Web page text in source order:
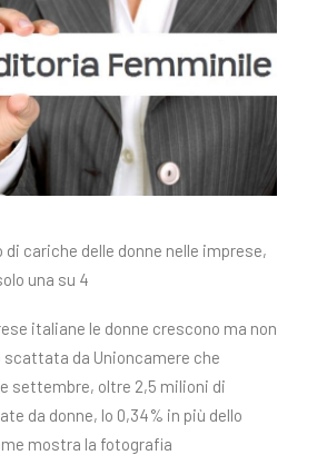
di cariche delle donne nelle imprese,
una su 4
italiane le donne crescono ma non
scattata da Unioncamere che
settembre, oltre 2,5 milioni di
da donne, lo 0,34% in più dello
mostra la fotografia